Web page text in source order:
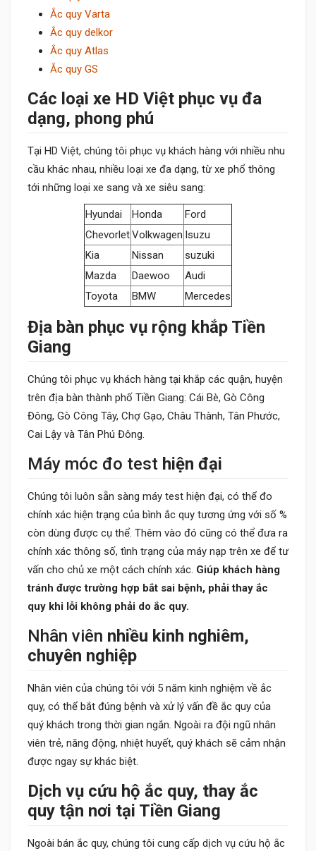
Ắc quy Varta
Ắc quy delkor
Ắc quy Atlas
Ắc quy GS
Các loại xe HD Việt phục vụ đa
dạng, phong phú
Tại HD Việt, chúng tôi phục vụ khách hàng với nhiều nhu
cầu khác nhau, nhiều loại xe đa dạng, từ xe phổ thông
tới những loại xe sang và xe siêu sang:
Hyundai Honda
Ford
ChevorletVolkwagen Isuzu
Kia
Nissan
suzuki
Mazda
Daewoo
Audi
Toyota
BMW Mercedes
Địa bàn phục vụ rộng khắp Tiền
Giang
Chúng tôi phục vụ khách hàng tại khắp các quận, huyện
trên địa bàn thành phố Tiền Giang: Cái Bè, Gò Công
Đông, Gò Công Tây, Chợ Gạo, Châu Thành, Tân Phước,
Cai Lậy và Tân Phú Đông.
Máy móc đo test hiện đại
Chúng tôi luôn sẵn sàng máy test hiện đại, có thể đo
chính xác hiện trạng của bình ắc quy tương ứng với số %
còn dùng được cụ thể. Thêm vào đó cũng có thể đưa ra
chính xác thông số, tình trạng của máy nạp trên xe để tư
vấn cho chủ xe một cách chính xác. Giúp khách hàng
tránh được trường hợp bắt sai bệnh, phải thay ắc
quy khi lỗi không phải do ắc quy.
Nhân viên nhiều kinh nghiêm,
chuyên nghiệp
Nhân viên của chúng tôi với 5 năm kinh nghiệm về ắc
quy, có thể bắt đúng bệnh và xử lý vấn đề ắc quy của
quý khách trong thời gian ngắn. Ngoài ra đội ngũ nhân
viên trẻ, năng động, nhiệt huyết, quý khách sẽ cảm nhận
được ngay sự khác biệt.
Dịch vụ cứu hộ ắc quy, thay ắc
quy tận nơi tại Tiền Giang
Ngoài bán ắc quy, chúng tôi cung cấp dịch vụ cứu hộ ắc